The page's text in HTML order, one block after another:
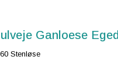
Ganloese Eged
Stenløse